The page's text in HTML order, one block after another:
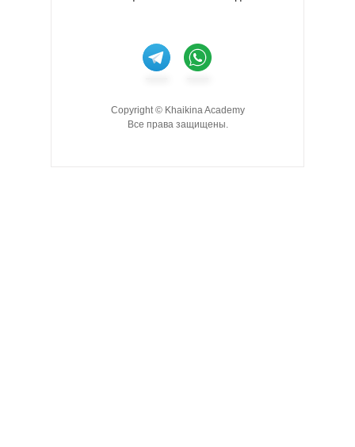
Copyright © Khaikina Academy
Все права защищены.